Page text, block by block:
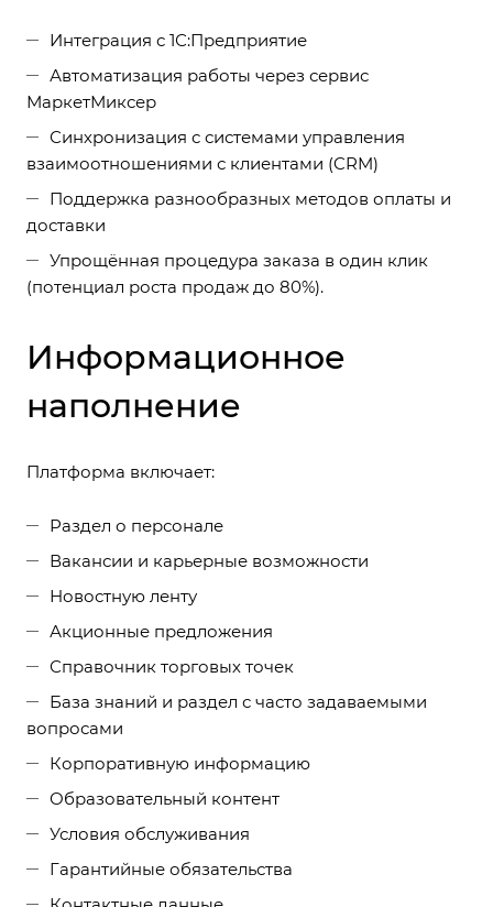
Интеграция с 1С:Предприятие
Автоматизация работы через сервис
МаркетМиксер
Синхронизация с системами управления
взаимоотношениями с клиентами (CRM)
Поддержка разнообразных методов оплаты и
доставки
Упрощённая процедура заказа в один клик
(потенциал роста продаж до 80%).
Информационное
наполнение
Платформа включает:
Раздел о персонале
Вакансии и карьерные возможности
Новостную ленту
Акционные предложения
Справочник торговых точек
База знаний и раздел с часто задаваемыми
вопросами
Корпоративную информацию
Образовательный контент
Условия обслуживания
Гарантийные обязательства